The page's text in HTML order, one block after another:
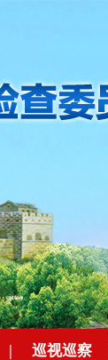
| 巡视巡察